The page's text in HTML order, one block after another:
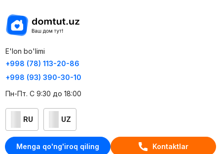
Menga qo'ng'iroq qiling Kontaktlar
E'lon bo'limi
+998 (78) 113-20-86
+998 (93) 390-30-10
Пн-Пт. С 9:30 до 18:00
RU UZ
Kontaktlar